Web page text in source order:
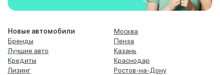
Новые автомобили
Бренды
Лучшие авто
Кредиты
Лизинг
Москва
Пенза
Казань
Краснодар
Ростов-на-Дону